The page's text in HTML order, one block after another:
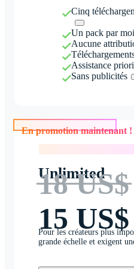
Cinq
Un pack par
Aucune
Assistance
Sans publicités
En promotion maintenant !
Unlimited
18 US$
15 US$
Pour les créateurs plus
grande échelle et exigent